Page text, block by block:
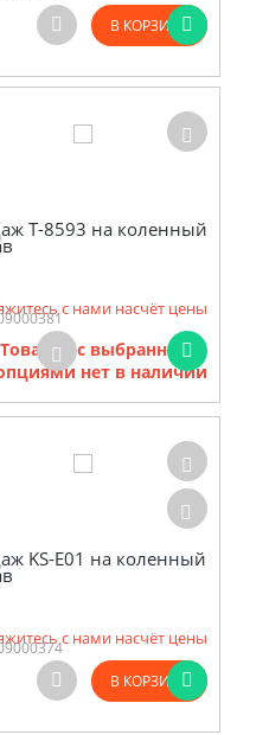
В КОРЗИНУ
Т-8593 на коленный
с нами насчёт цены
Товаров с выбранными
нет в наличии
KS-E01 на коленный
с нами насчёт цены
В КОРЗИНУ